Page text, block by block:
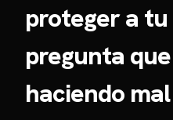
proteger a tu
pregunta
haciendo mal